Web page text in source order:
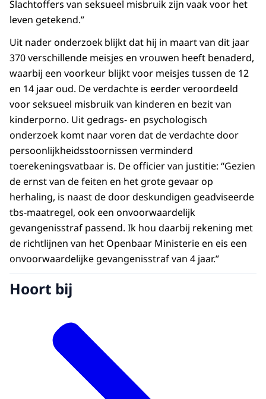
Slachtoffers van seksueel misbruik zijn vaak voor het
leven getekend.”
Uit nader onderzoekblijkt dat hij in maart van dit jaar
370 verschillende meisjes en vrouwen heeft benaderd,
waarbij een voorkeur blijkt voor meisjes tussen de 12
en 14 jaar oud. De verdachte is eerder veroordeeld
voor seksueel misbruik van kinderen en bezit van
kinderporno. Uit gedrags- en psychologisch
onderzoek komt naar voren dat de verdachte door
persoonlijkheidsstoornissen verminderd
toerekeningsvatbaar is. De officier van justitie: “Gezien
de ernst van de feiten en het grote gevaar op
herhaling, is naast de door deskundigen geadviseerde
tbs-maatregel, ook een onvoorwaardelijk
gevangenisstraf passend. Ik hou daarbij rekening met
de richtlijnen van het Openbaar Ministerie en eis een
onvoorwaardelijke gevangenisstraf van 4 jaar.”
Hoort bij